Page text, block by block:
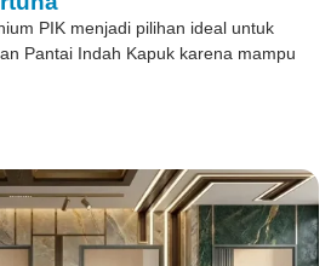
PIK menjadi pilihan ideal untuk
Pantai Indah Kapuk karena mampu